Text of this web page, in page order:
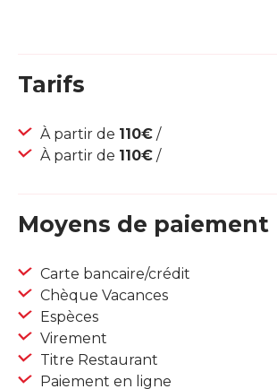
Tarifs
À partir de 110€ /
À partir de 110€ /
Moyens de paiement
Carte bancaire/crédit
Chèque Vacances
Espèces
Virement
Titre Restaurant
Paiement en ligne